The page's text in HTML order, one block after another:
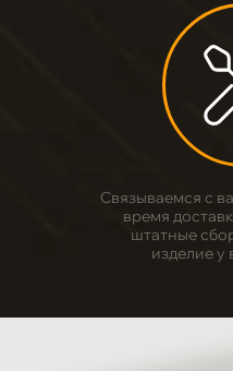
Связываемся с
время
штатные
изделие у